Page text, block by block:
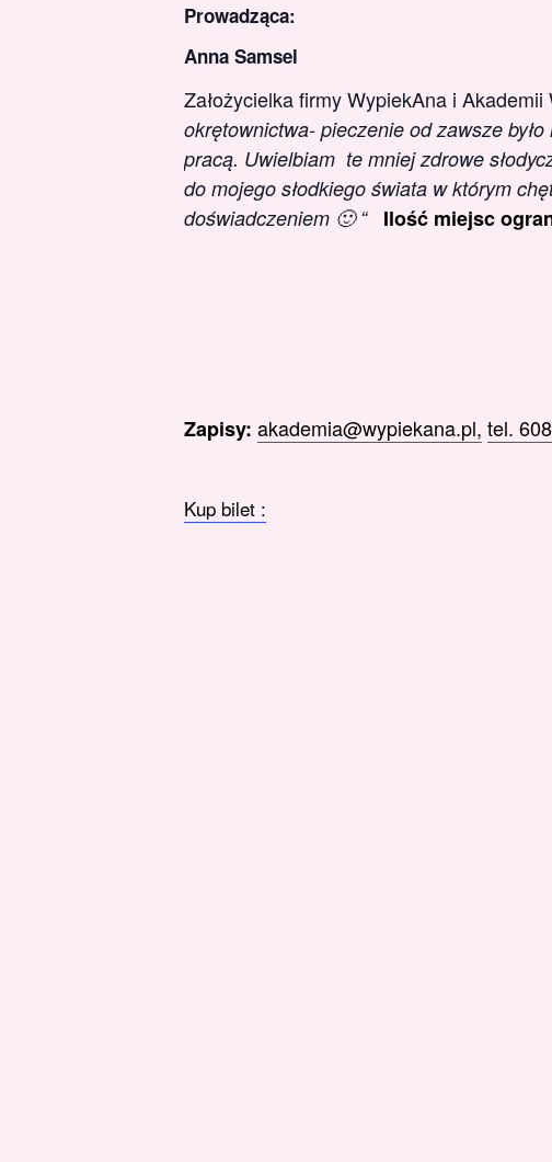
Prowadząca:
Anna Samsel
Założycielka firmy WypiekAna i Akademii
okrętownictwa- pieczenie od zawsze
pracą. Uwielbiam te mniej zdrowe
do mojego słodkiego świata w którym
doświadczeniem 🙂 “
Ilość miejsc
Zapisy: akademia@wypiekana.pl, tel.
Kup bilet :